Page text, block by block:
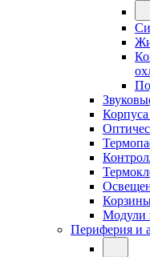
Модули
Периферия и